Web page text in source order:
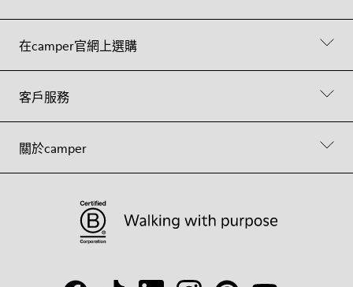
在camper官網上選購
客戶服務
關於camper